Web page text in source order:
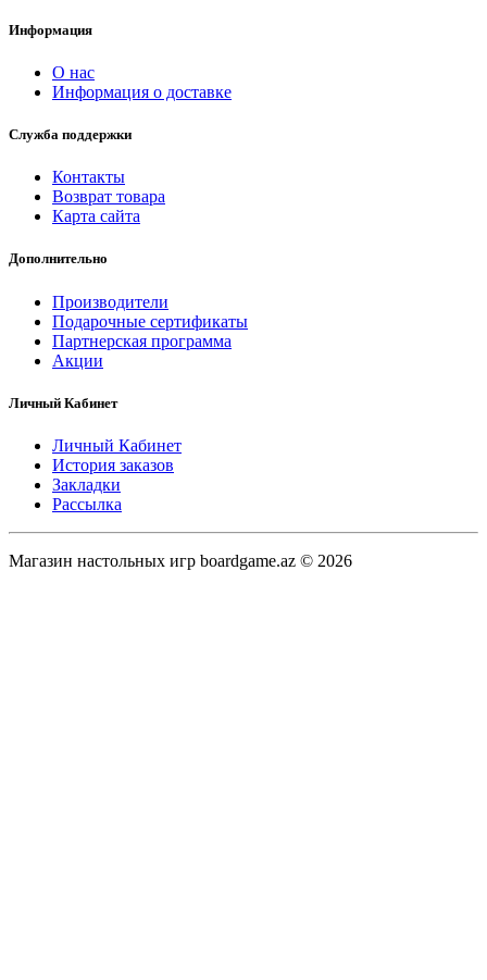
Информация
О нас
Информация о доставке
Служба поддержки
Контакты
Возврат товара
Карта сайта
Дополнительно
Производители
Подарочные сертификаты
Партнерская программа
Акции
Личный Кабинет
Личный Кабинет
История заказов
Закладки
Рассылка
Магазин настольных игр boardgame.az © 2026